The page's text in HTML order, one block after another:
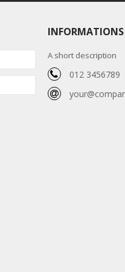
INFORMATIONS
A short description
012 3456789